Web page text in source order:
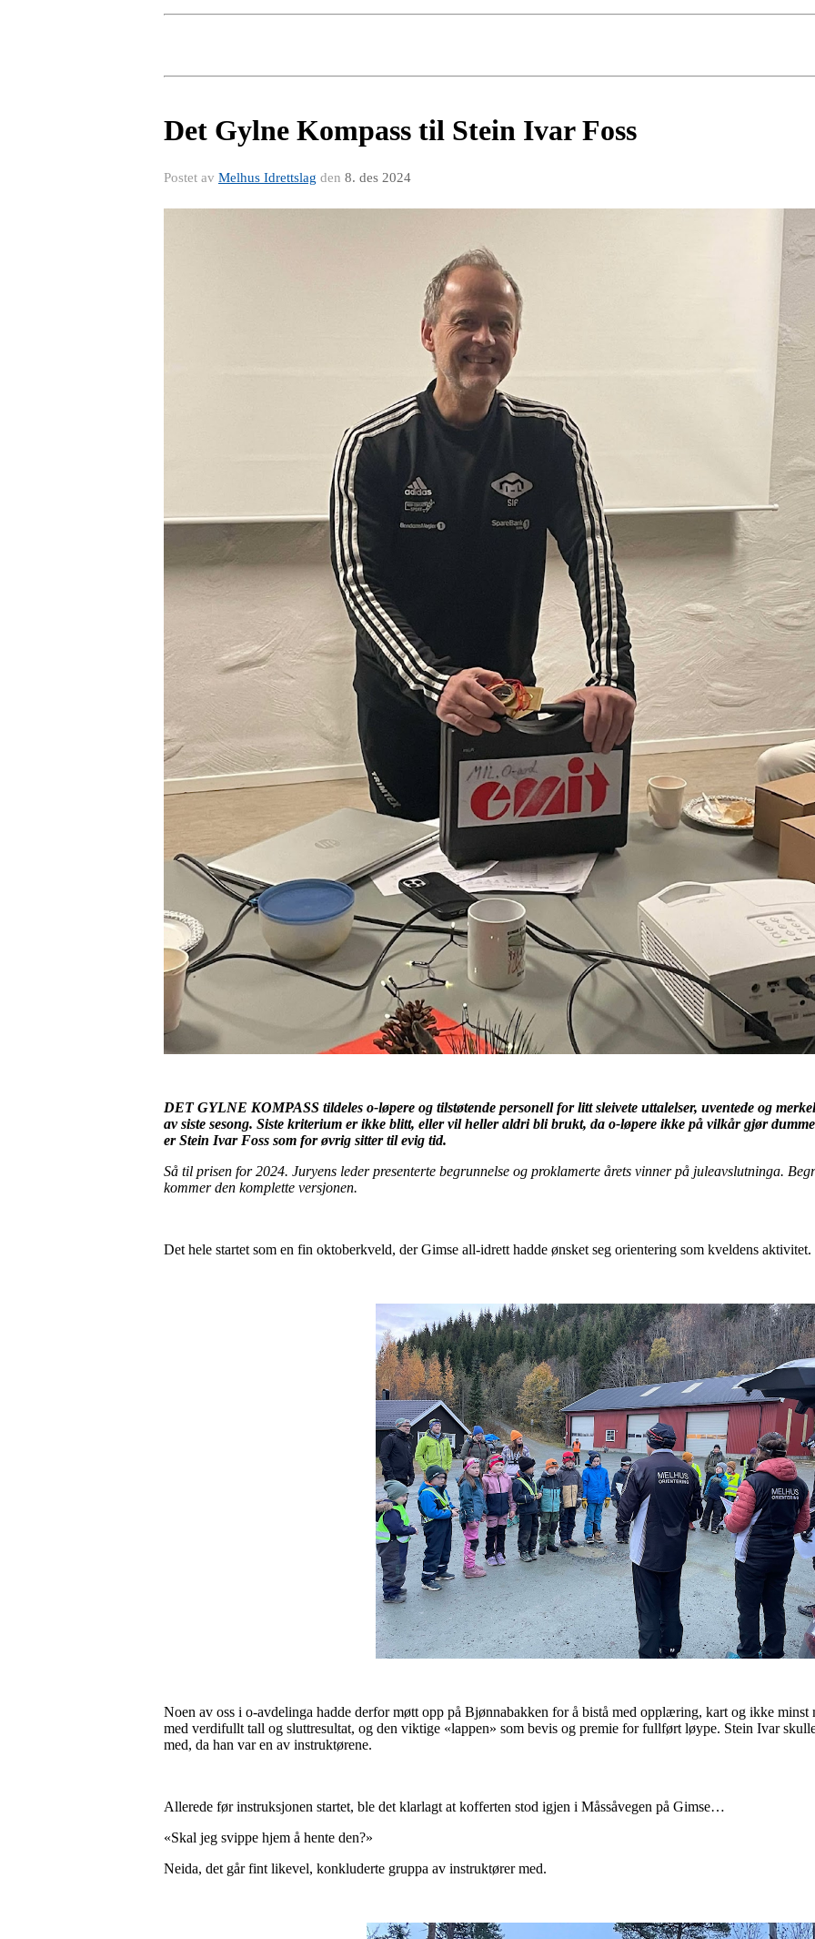
Det Gylne Kompass til Stein Ivar Foss
Postet av Melhus Idrettslag den 8. des 2024
DET GYLNE KOMPASS tildeles o-løpere og tilstøtende personell for litt sleivete uttalelser, uventede og
av siste sesong. Siste kriterium er ikke blitt, eller vil heller aldri bli brukt, da o-løpere ikke på vilkår gjør
er Stein Ivar Foss som for øvrig sitter til evig tid.
Så til prisen for 2024. Juryens leder presenterte begrunnelse og proklamerte årets vinner på juleavslutninga.
kommer den komplette versjonen.
Det hele startet som en fin oktoberkveld, der Gimse all-idrett hadde ønsket seg orientering som kveldens aktivitet.
Noen av oss i o-avdelinga hadde derfor møtt opp på Bjønnabakken for å bistå med opplæring, kart og ikke
med verdifullt tall og sluttresultat, og den viktige «lappen» som bevis og premie for fullført løype. Stein Ivar
med, da han var en av instruktørene.
Allerede før instruksjonen startet, ble det klarlagt at kofferten stod igjen i Måssåvegen på Gimse…
«Skal jeg svippe hjem å hente den?»
Neida, det går fint likevel, konkluderte gruppa av instruktører med.